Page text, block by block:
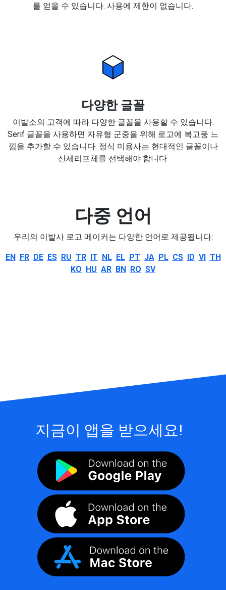
를 얻을 수 있습니다. 사용에 제한이 없습니다.
다양한 글꼴
이발소의 고객에 따라 다양한 글꼴을 사용할 수 있습니다.
Serif 글꼴을 사용하면 자유형 군중을 위해 로고에 복고풍 느
낌을 추가할 수 있습니다. 정식 미용사는 현대적인 글꼴이나
산세리프체를 선택해야 합니다.
다중 언어
우리의 이발사 로고 메이커는 다양한 언어로 제공됩니다:
EN FR DE ES RU TR IT NL EL PT JA PL CS ID VI TH
KO HU AR BN RO SV
지금이 앱을 받으세요!